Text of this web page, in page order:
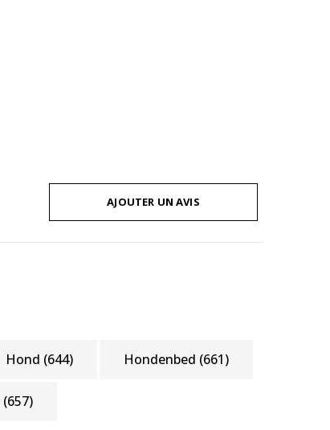
AJOUTER UN AVIS
Hond (644) Hondenbed (661)
(657)